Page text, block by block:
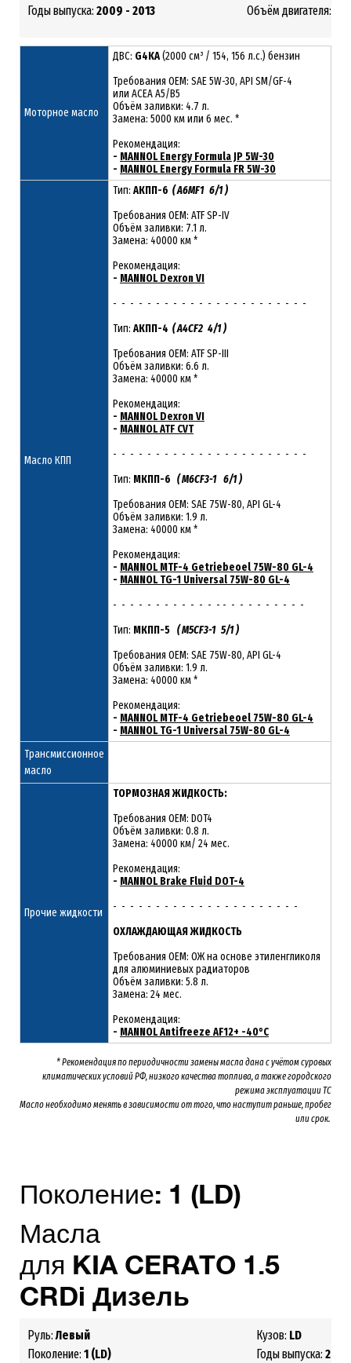
Годы выпуска: 2009 - 2013
Объём двигателя:
Моторное масло
ДВС: G4KA(2000 см³ / 154, 156 л.с.) бензин
Требования ОЕМ: SAE 5W-30, API SM/GF-4
или ACEA A5/B5
Объём заливки: 4.7 л.
Замена: 5000 км или 6 мес. *
Рекомендация:
- MANNOL Energy Formula JP 5W-30
- MANNOL Energy Formula FR 5W-30
Масло КПП
Тип: АКПП-6 ( A6MF1 6/1 )
Требования OEM: ATF SP-IV
Объём заливки: 7.1 л.
Замена: 40000 км *
Рекомендация:
- MANNOL Dexron VI
- - - - - - - - - - - - - - - - - - - - - - -
Тип: АКПП-4 ( A4CF2 4/1 )
Требования OEM: ATF SP-III
Объём заливки: 6.6 л.
Замена: 40000 км *
Рекомендация:
- MANNOL Dexron VI
- MANNOL ATF CVT
- - - - - - - - - - - - - - - - - - - - - - -
Тип: МКПП-6 ( M6CF3-1 6/1 )
Требования OEM: SAE 75W-80, API GL-4
Объём заливки: 1.9 л.
Замена: 40000 км *
Рекомендация:
- MANNOL MTF-4 Getriebeoel 75W-80 GL-4
- MANNOL TG-1 Universal 75W-80 GL-4
- - - - - - - - - - - - - - - - - - - - - - -
Тип: МКПП-5 ( M5CF3-1 5/1 )
Требования OEM: SAE 75W-80, API GL-4
Объём заливки: 1.9 л.
Замена: 40000 км *
Рекомендация:
- MANNOL MTF-4 Getriebeoel 75W-80 GL-4
- MANNOL TG-1 Universal 75W-80 GL-4
Трансмиссионное
масло
Прочие жидкости
ТОРМОЗНАЯ ЖИДКОСТЬ:
Требования OEM: DOT4
Объём заливки: 0.8 л.
Замена: 40000 км/ 24 мес.
Рекомендация:
- MANNOL Brake Fluid DOT-4
- - - - - - - - - - - - - - - - - - - - - -
ОХЛАЖДАЮЩАЯ ЖИДКОСТЬ
Требования OEM: ОЖ на основе этиленгликоля
для алюминиевых радиаторов
Объём заливки: 5.8 л.
Замена: 24 мес.
Рекомендация:
- MANNOL Antifreeze AF12+ -40°C
* Рекомендация по периодичности замены масла дана с учётом суровых
климатических условий РФ, низкого качества топлива, а также городского
режима эксплуатации ТС
Масло необходимо менятьв зависимости от того, что наступит раньше, пробег
или срок.
Поколение: 1
(LD)
Масла
для KIA CERATO 1.5
CRDi Дизель
Руль:Левый
Поколение: 1 (LD)
Кузов: LD
Годы выпуска: